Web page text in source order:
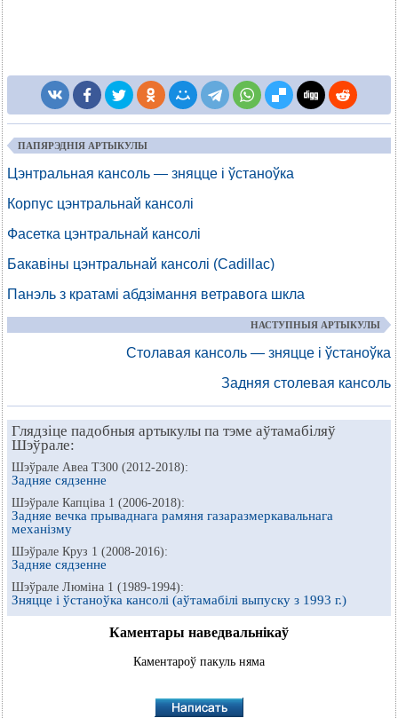
ПАПЯРЭДНІЯ АРТЫКУЛЫ
Цэнтральная кансоль — зняцце і ўстаноўка
Корпус цэнтральнай кансолі
Фасетка цэнтральнай кансолі
Бакавіны цэнтральнай кансолі (Cadillac)
Панэль з кратамі абдзімання ветравога шкла
НАСТУПНЫЯ АРТЫКУЛЫ
Столавая кансоль — зняцце і ўстаноўка
Задняя столевая кансоль
Глядзіце падобныя артыкулы па тэме аўтамабіляў
Шэўрале:
Шэўрале Авеа Т300 (2012-2018):
Задняе сядзенне
Шэўрале Капціва 1 (2006-2018):
Задняе вечка прываднага рамяня газаразмеркавальнага
механізму
Шэўрале Круз 1 (2008-2016):
Задняе сядзенне
Шэўрале Люміна 1 (1989-1994):
Зняцце і ўстаноўка кансолі (аўтамабілі выпуску з 1993 г.)
Каментары наведвальнікаў
Каментароў пакуль няма